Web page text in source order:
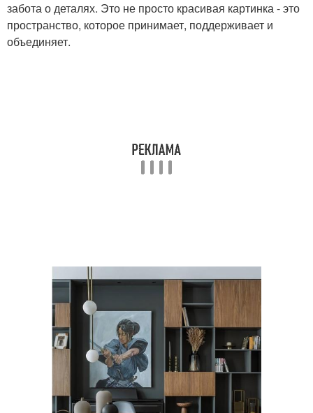
забота о деталях. Это не просто красивая картинка - это
пространство, которое принимает, поддерживает и
объединяет.